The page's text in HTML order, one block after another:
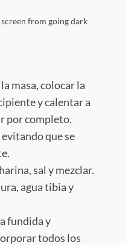
from going dark
masa, colocar la
y calentar a
por completo.
que se
sal y mezclar.
agua tibia y
fundida y
todos los